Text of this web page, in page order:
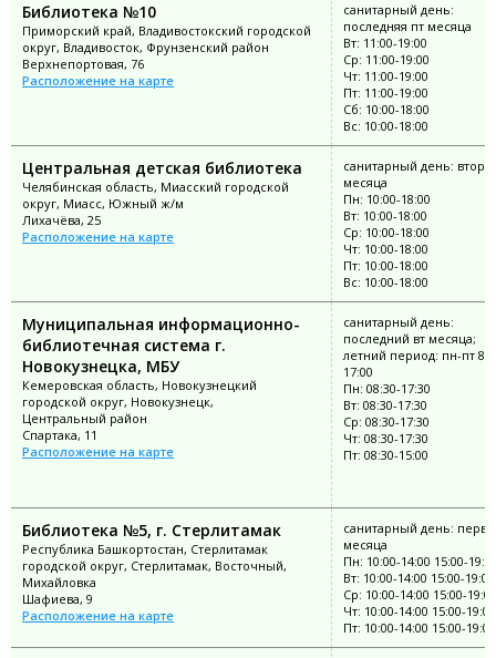
Библиотека №10
Приморский край, Владивостокский городской
округ, Владивосток, Фрунзенский район
Верхнепортовая, 76
Расположение на карте
санитарный день:
последняя пт месяца
Вт: 11:00-19:00
Ср: 11:00-19:00
Чт: 11:00-19:00
Пт: 11:00-19:00
Сб: 10:00-18:00
Вс: 10:00-18:00
Центральная детская библиотека
Челябинская область, Миасский городской
округ, Миасс, Южный ж/м
Лихачёва, 25
Расположение на карте
санитарный день:
месяца
Пн: 10:00-18:00
Вт: 10:00-18:00
Ср: 10:00-18:00
Чт: 10:00-18:00
Пт: 10:00-18:00
Вс: 10:00-18:00
Муниципальная информационно-
библиотечная система г.
Новокузнецка, МБУ
Кемеровская область, Новокузнецкий
городской округ, Новокузнецк,
Центральный район
Спартака, 11
Расположение на карте
санитарный день:
последний вт месяца;
летний период: пн-пт
17:00
Пн: 08:30-17:30
Вт: 08:30-17:30
Ср: 08:30-17:30
Чт: 08:30-17:30
Пт: 08:30-15:00
Библиотека №5, г. Стерлитамак
Республика Башкортостан, Стерлитамак
городской округ, Стерлитамак, Восточный,
Михайловка
Шафиева, 9
Расположение на карте
санитарный день:
месяца
Пн: 10:00-14:00 15:00-
Вт: 10:00-14:00 15:00-19:00
Ср: 10:00-14:00 15:00-19:00
Чт: 10:00-14:00 15:00-19:00
Пт: 10:00-14:00 15:00-19:00